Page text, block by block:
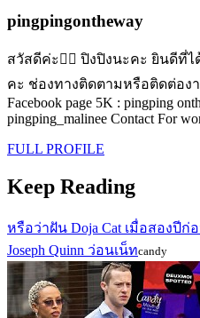
pingpingontheway
สวัสดีค่ะ✋🏻 ปิงปิงนะคะ ยินดี
คะ ช่องทางติดตามหรือติดต่องา
Facebook page 5K : pingping
pingping_malinee Contact For
FULL PROFILE
Keep Reading
หรือว่าฝัน Doja Cat เมื่อสองปีก่
Joseph Quinn ว่อนเน็ทcandy